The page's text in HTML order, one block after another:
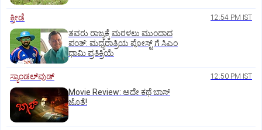
ಕ್ರೀಡೆ 12:54 PM IST
ತವರು ರಾಜ್ಯಕ್ಕೆ ಮರಳಲು ಮುಂದಾದ
ಪಂತ್:‌ ಮಧ್ಯರಾತ್ರಿಯ ಪೋಸ್ಟ್‌ ಗೆ ಸಿಎಂ
ಧಾಮಿ ಪ್ರತಿಕ್ರಿಯೆ
ಸ್ಯಾಂಡಲ್‌ವುಡ್‌ 12:50 PM IST
Movie Review: ಅದೇ ಕಥೆ ಬಾಸ್‌
ಜೊತೆ!